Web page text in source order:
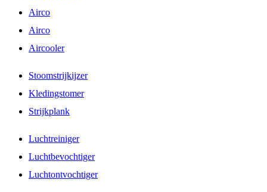
Airco
Airco
Aircooler
Stoomstrijkijzer
Kledingstomer
Strijkplank
Luchtreiniger
Luchtbevochtiger
Luchtontvochtiger